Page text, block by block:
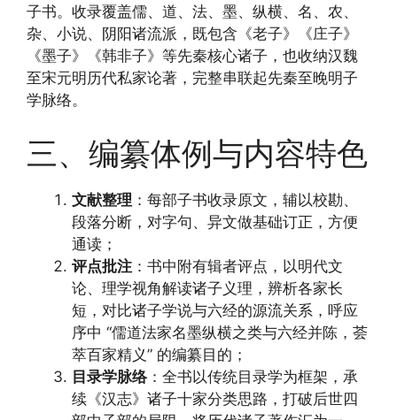
子书。收录覆盖儒、道、法、墨、纵横、名、农、
杂、小说、阴阳诸流派，既包含《老子》《庄子》
《墨子》《韩非子》等先秦核心诸子，也收纳汉魏
至宋元明历代私家论著，完整串联起先秦至晚明子
学脉络。
三、编纂体例与内容特色
文献整理 ：每部子书收录原文，辅以校勘、
段落分断，对字句、异文做基础订正，方便
通读；
评点批注 ：书中附有辑者评点，以明代文
论、理学视角解读诸子义理，辨析各家长
短，对比诸子学说与六经的源流关系，呼应
序中 “儒道法家名墨纵横之类与六经并陈，荟
萃百家精义” 的编纂目的；
目录学脉络：全书以传统目录学为框架，承
续《汉志》诸子十家分类思路，打破后世四